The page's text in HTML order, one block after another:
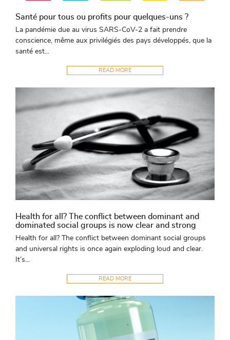
Santé pour tous ou profits pour quelques-uns ?
La pandémie due au virus SARS-CoV-2 a fait prendre
conscience, même aux privilégiés des pays développés, que la
santé est...
READ MORE
Health for all? The conflict between dominant and
dominated social groups is now clear and strong
Health for all? The conflict between dominant social groups
and universal rights is once again exploding loud and clear.
It’s...
READ MORE